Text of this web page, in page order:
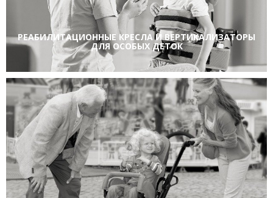
РЕАБИЛИТАЦИОННЫЕ КРЕСЛА И ВЕРТИКАЛИЗАТОРЫ
ДЛЯ ОСОБЫХ ДЕТОК